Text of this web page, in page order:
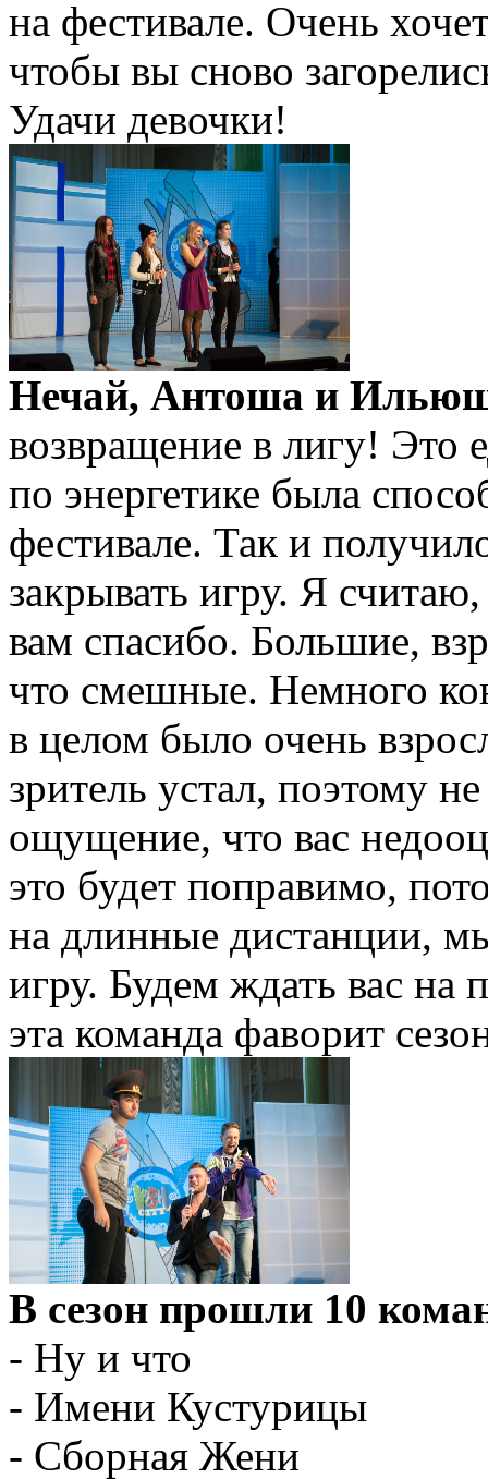
на фестивале. Очень
чтобы вы сново
Удачи девочки!
Нечай, Антоша и
возвращение в лигу! Это
по энергетике была
фестивале. Так и
закрывать игру. Я
вам спасибо. Большие,
что смешные. Немного
в целом было очень
зритель устал, поэтому
ощущение, что вас
это будет поправимо,
на длинные дистанции,
игру. Будем ждать вас на
эта команда фаворит
В сезон прошли 10
- Ну и что
- Имени Кустурицы
- Сборная Жени